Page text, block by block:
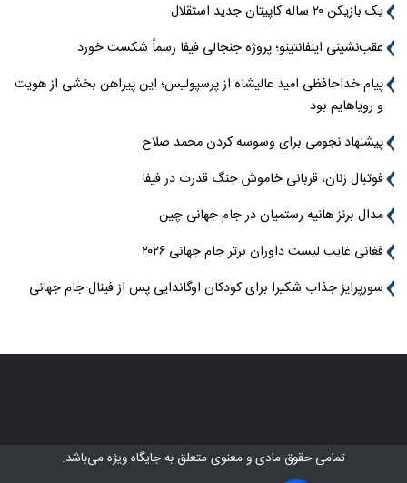
یک بازیکن ۲۰ ساله کاپیتان جدید استقلال
عقب‌نشینی اینفانتینو؛ پروژه جنجالی فیفا رسماً شکست خورد
پیام خداحافظی امید عالیشاه از پرسپولیس؛ این پیراهن بخشی از هویت
و رویاهایم بود
پیشنهاد نجومی برای وسوسه کردن محمد صلاح
فوتبال زنان، قربانی خاموش جنگ قدرت در فیفا
مدال برنز هانیه رستمیان در جام جهانی چین
فغانی غایب لیست داوران برتر جام جهانی ۲۰۲۶
سورپرایز جذاب شکیرا برای کودکان اوگاندایی پس از فینال جام جهانی
تمامی حقوق مادی و معنوی متعلق بهجایگاه ویژهمی‌باشد.